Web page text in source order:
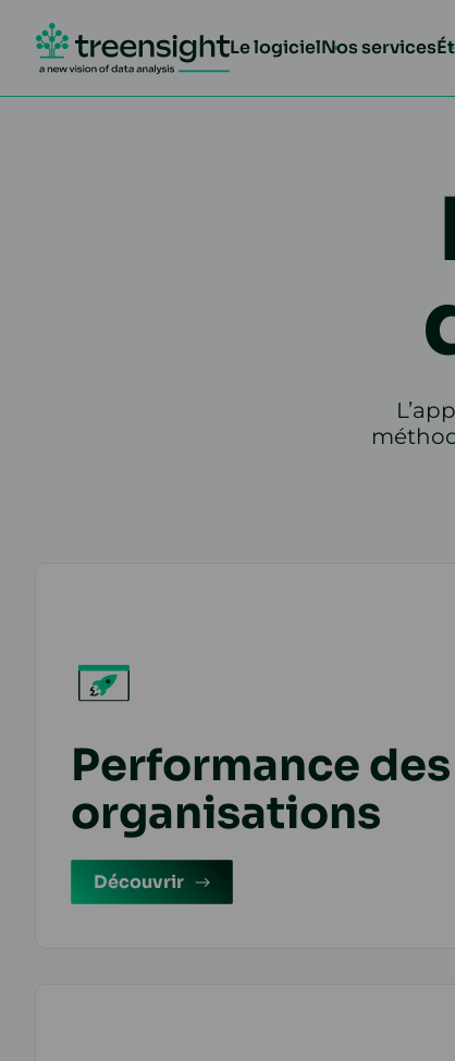
Le logicielNos services
Performance des
organisations
Découvrir